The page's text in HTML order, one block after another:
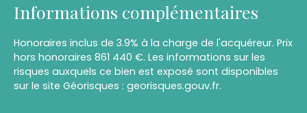
Informations complémentaires
Honoraires inclus de 3.9% à la charge de l'acquéreur. Prix
hors honoraires 861 440 €. Les informations sur les
risques auxquels ce bien est exposé sont disponibles
sur le site Géorisques : georisques.gouv.fr.